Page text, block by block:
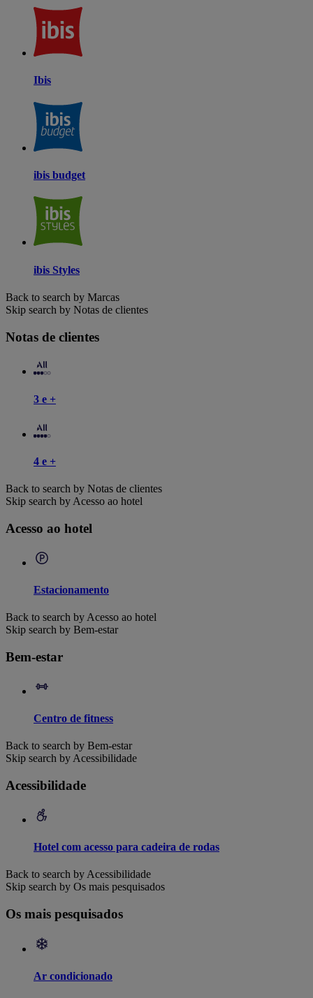
Ibis
ibis budget
ibis Styles
Back to search by Marcas
Skip search by Notas de clientes
Notas de clientes
3 e +
4 e +
Back to search by Notas de clientes
Skip search by Acesso ao hotel
Acesso ao hotel
Estacionamento
Back to search by Acesso ao hotel
Skip search by Bem-estar
Bem-estar
Centro de fitness
Back to search by Bem-estar
Skip search by Acessibilidade
Acessibilidade
Hotel com acesso para cadeira de rodas
Back to search by Acessibilidade
Skip search by Os mais pesquisados
Os mais pesquisados
Ar condicionado